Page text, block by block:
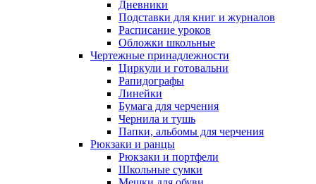
Дневники
Подставки для книг и журналов
Расписание уроков
Обложки школьные
Чертежные принадлежности
Циркули и готовальни
Рапидографы
Линейки
Бумага для черчения
Чернила и тушь
Папки, альбомы для черчения
Рюкзаки и ранцы
Рюкзаки и портфели
Школьные сумки